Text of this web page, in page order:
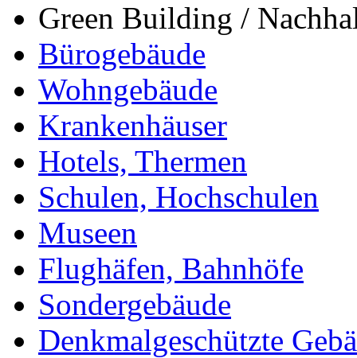
Green Building /
Bürogebäude
Wohngebäude
Krankenhäuser
Hotels, Thermen
Schulen, Hochschulen
Museen
Flughäfen, Bahnhöfe
Sondergebäude
Denkmalgeschützte